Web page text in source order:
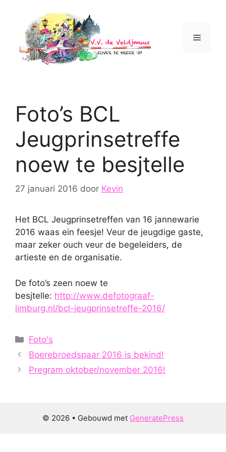
inhoud
Menu
Foto’s BCL
Jeugprinsetreffe
noew te besjtelle
27 januari 2016 door Kevin
Het BCL Jeugprinsetreffen van 16 jannewarie
2016 waas ein feesje! Veur de jeugdige gaste,
maar zeker ouch veur de begeleiders, de
artieste en de organisatie.
De foto’s zeen noew te
besjtelle: http://www.defotograaf-
limburg.nl/bcl-jeugprinsetreffe-2016/
Categorieën
Foto's
Boerebroedspaar 2016 is bekind!
Pregram oktober/november 2016!
© 2026 • Gebouwd met GeneratePress